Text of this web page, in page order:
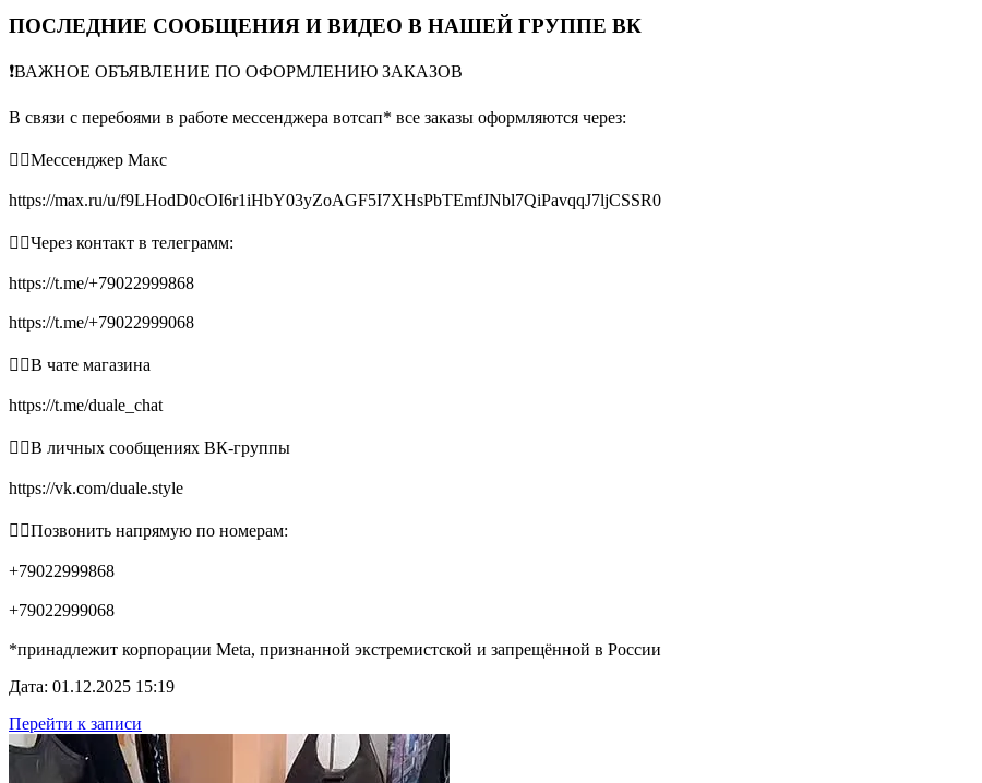
ПОСЛЕДНИЕ СООБЩЕНИЯ И ВИДЕО В НАШЕЙ ГРУППЕ ВК
❗️ВАЖНОЕ ОБЪЯВЛЕНИЕ ПО ОФОРМЛЕНИЮ ЗАКАЗОВ
В связи с перебоями в работе мессенджера вотсап* все заказы оформляются через:
👉🏻Мессенджер Макс
https://max.ru/u/f9LHodD0cOI6r1iHbY03yZoAGF5I7XHsPbTEmfJNbl7QiPavqqJ7ljCSSR0
👉🏻Через контакт в телеграмм:
https://t.me/+79022999868
https://t.me/+79022999068
👉🏻В чате магазина
https://t.me/duale_chat
👉🏻В личных сообщениях ВК-группы
https://vk.com/duale.style
👉🏻Позвонить напрямую по номерам:
+79022999868
+79022999068
*принадлежит корпорации Meta, признанной экстремистской и запрещённой в России
Дата: 01.12.2025 15:19
Перейти к записи